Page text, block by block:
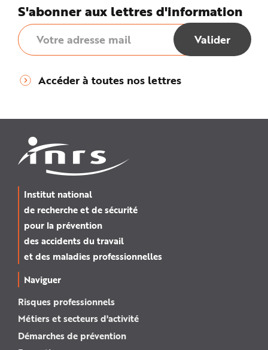
S'abonner aux lettres d'information
Accéder à toutes nos lettres
Institut national
de recherche et de sécurité
pour la prévention
des accidents du travail
et des maladies professionnelles
Naviguer
Risques professionnels
Métiers et secteurs d'activité
Démarches de prévention